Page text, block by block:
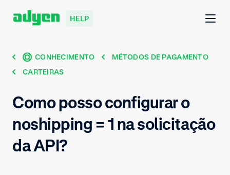
HELP
CONHECIMENTO
MÉTODOS DE PAGAMENTO
CARTEIRAS
Como posso configurar o
noshipping = 1 na solicitação
da API?